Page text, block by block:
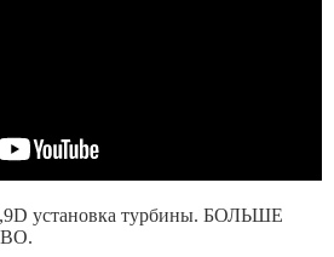
установка турбины. БОЛЬШЕ